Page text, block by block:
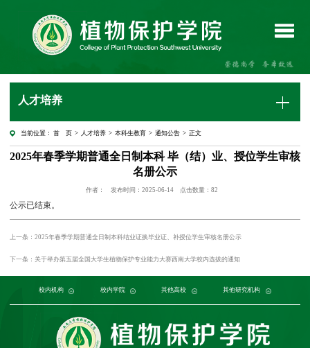
人才培养
当前位置： 首 页 > 人才培养 >本科生教育 >通知公告 > 正文
2025年春季学期普通全日制本科 毕（结）业、授位学生审核
名册公示
作者： 发布时间：2025-06-14 点击数量： 82
公示已结束。
上一条：2025年春季学期普通全日制本科结业证换毕业证、补授位学生审核名册公示
下一条：关于举办第五届全国大学生植物保护专业能力大赛西南大学校内选拔的通知
校内机构
党委组织部 党委宣传部 发展规划与学科建设部 人力资源部 本科生院 研究生院 科学技术发展研究院
校内学院
农学与生物科技学院 园艺园林学院 生命科学学院 生物技术学院 资源环境学院
其他高校
中国农业大学 浙江大学 西北农林科技大学 南京农业大学 华中农业大学 华南农业大学 山西农业大学
其他研究机构
中国农业科学院植物保护研究所 中国科学院植物研究所 中国科学院 中国农业科学院 重庆市农业科学院